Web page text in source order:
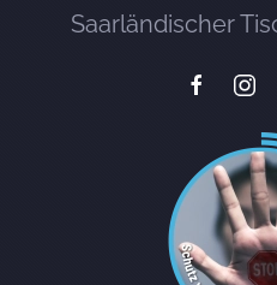
Saarländischer